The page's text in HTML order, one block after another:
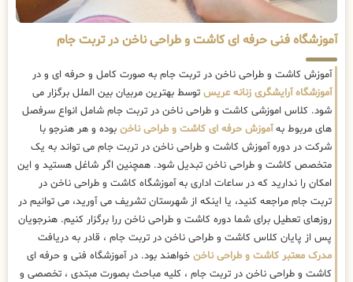
آموزشگاه فنی حرفه ای کاشت و طراحی ناخن در تربت جام
آموزش کاشت و طراحی ناخن در تربت جام به صورت کامل و حرفه ای و در
آموزشگاه آرایشگری زنانه عریس توسط بهترین مربیان بین الملل برگزار می
شود. کلاس اموزشی کاشت و طراحی ناخن در تربت جام شامل انواع سرفصل
های مربوط بهآموزش حرفه ای کاشت و طراحی ناخن بوده و هر هنرجو با
شرکت در دوره آموزش کاشت و طراحی ناخن در تربت جام می تواند به یک
متخصص کاشت و طراحی ناخن تبدیل شود. همچنین اگر شاغل هستید و این
امکان را ندارید که در ساعات اداری به آموزشگاه کاشت و طراحی ناخن در
تربت جام مراجعه کنید، یا اینکه از شهرستان تشریف می آورید، می توانیم در
روزهای تعطیل برای شما دوره کاشت و طراحی ناخن ررا برگزار کنیم. هنرجویان
پس از پایان کلاس کاشت و طراحی ناخن در تربت جام ، قادر به دریافت
مدرک معتبر کاشت و طراحی ناخن خواهند بود. در آموزشگاه فنی و حرفه ای
کاشت و طراحی ناخن در تربت جام ، کلیه مباحث بصورت مبتدی ، تخصصی و